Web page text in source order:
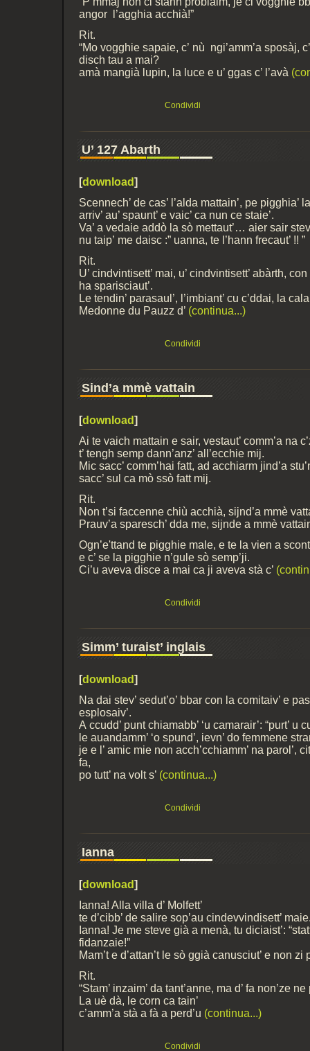
angor l’agghia acchià!”
Rit.
“Mo vogghie sapaie, c’ nù ngi’amm’a sposàj,
disch tau a mai?
amà mangià lupin, la luce e u’ ggas c’ l’avà
Condividi
U’ 127 Abarth
[download]
Scennech’ de cas’ l’alda mattain’, pe pigghia’
arriv’ au’ spaunt’ e vaic’ ca nun ce staie’.
Va’ a vedaie addò la sò mettaut’… aier sair
nu taip’ me daisc :” uanna, te l’hann frecaut’ !! ”
Rit.
U’ cindvintisett’ mai, u’ cindvintisett’ abàrth,
ha sparisciaut’.
Le tendin’ parasaul’, l’imbiant’ cu c’ddai, la
Medonne du Pauzz d’ (continua...)
Condividi
Sind’a mmè vattain
[download]
Ai te vaich mattain e sair, vestaut’ comm’a na
t’ tengh semp dann’anz’ all’ecchie mij.
Mic sacc’ comm’hai fatt, ad acchiarm jind’a
sacc’ sul ca mò ssò fatt mij.
Rit.
Non t’si faccenne chiù acchià, sijnd’a mmè
Prauv’a sparesch’ dda me, sijnde a mmè
Ogn’e'ttand te pigghie male, e te la vien a
e c’ se la pigghie n’gule sò semp’ji.
Ci’u aveva disce a mai ca ji aveva stà c’
Condividi
Simm’ turaist’ inglais
[download]
Na dai stev’ sedut’o’ bbar con la comitaiv’ e
esplosaiv’.
A ccudd’ punt chiamabb’ ‘u camarair’: “purt’ u
le auandamm’ ‘o spund’, ievn’ do femmene
je e l’ amic mie non acch’cchiamm’ na parol’,
fa,
po tutt’ na volt s’ (continua...)
Condividi
Ianna
[download]
Ianna! Alla villa d’ Molfett’
te d’cibb’ de salire sop’au cindevvindisett’
Ianna! Je me steve già a menà, tu diciaist’:
fidanzaie!”
Mam’t e d’attan’t le sò ggià canusciut’ e non zi
Rit.
“Stam’ inzaim’ da tant’anne, ma d’ fa non’ze
La uè dà, le corn ca tain’
c’amm’a stà a fà a perd’u (continua...)
Condividi